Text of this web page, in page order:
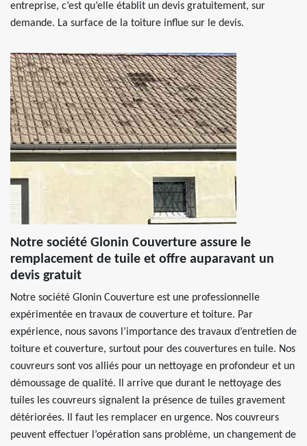
entreprise, c’est qu’elle établit un devis gratuitement, sur
demande. La surface de la toiture influe sur le devis.
Notre société Glonin Couverture assure le
remplacement de tuile et offre auparavant un
devis gratuit
Notre société Glonin Couverture est une professionnelle
expérimentée en travaux de couverture et toiture. Par
expérience, nous savons l’importance des travaux d’entretien de
toiture et couverture, surtout pour des couvertures en tuile. Nos
couvreurs sont vos alliés pour un nettoyage en profondeur et un
démoussage de qualité. Il arrive que durant le nettoyage des
tuiles les couvreurs signalent la présence de tuiles gravement
détériorées. Il faut les remplacer en urgence. Nos couvreurs
peuvent effectuer l’opération sans problème, un changement de